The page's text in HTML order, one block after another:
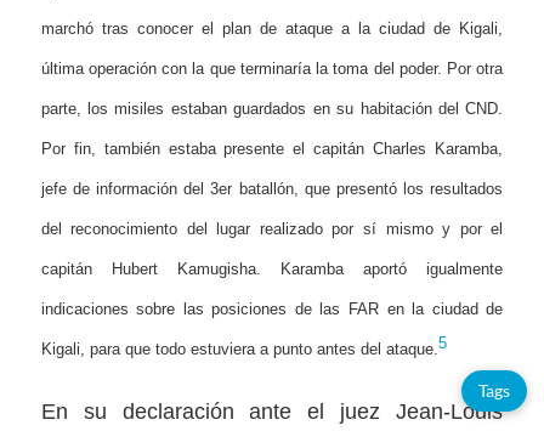
marchó tras conocer el plan de ataque a la ciudad de Kigali,
última operación con la que terminaría la toma del poder. Por otra
parte, los misiles estaban guardados en su habitación del CND.
Por fin, también estaba presente el capitán Charles Karamba,
jefe de información del 3er batallón, que presentó los resultados
del reconocimiento del lugar realizado por sí mismo y por el
capitán Hubert Kamugisha. Karamba aportó igualmente
indicaciones sobre las posiciones de las FAR en la ciudad de
Kigali, para que todo estuviera a punto antes del ataque.5
En su declaración ante el juez Jean-Louis
Tags